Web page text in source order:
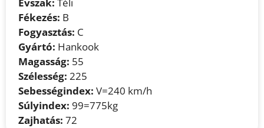
Évszak: Téli
Fékezés: B
Fogyasztás: C
Gyártó: Hankook
Magasság: 55
Szélesség: 225
Sebességindex: V=240 km/h
Súlyindex: 99=775kg
Zajhatás: 72